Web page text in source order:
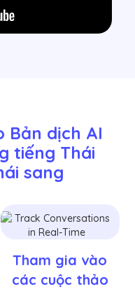
Bản dịch AI
tiếng Thái
sang
Tham gia vào
các cuộc thảo